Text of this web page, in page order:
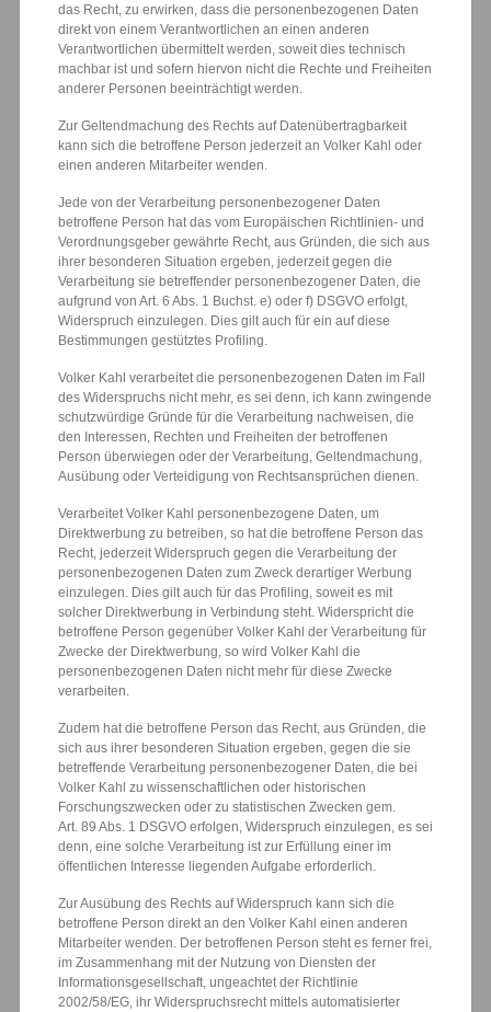
das Recht, zu erwirken, dass die personenbezogenen Daten
direkt von einem Verantwortlichen an einen anderen
Verantwortlichen übermittelt werden, soweit dies technisch
machbar ist und sofern hiervon nicht die Rechte und Freiheiten
anderer Personen beeinträchtigt werden.
Zur Geltendmachung des Rechts auf Datenübertragbarkeit
kann sich die betroffene Person jederzeit an Volker Kahl oder
einen anderen Mitarbeiter wenden.
Jede von der Verarbeitung personenbezogener Daten
betroffene Person hat das vom Europäischen Richtlinien- und
Verordnungsgeber gewährte Recht, aus Gründen, die sich aus
ihrer besonderen Situation ergeben, jederzeit gegen die
Verarbeitung sie betreffender personenbezogener Daten, die
aufgrund von Art. 6 Abs. 1 Buchst. e) oder f) DSGVO erfolgt,
Widerspruch einzulegen. Dies gilt auch für ein auf diese
Bestimmungen gestütztes Profiling.
Volker Kahl verarbeitet die personenbezogenen Daten im Fall
des Widerspruchs nicht mehr, es sei denn, ich kann zwingende
schutzwürdige Gründe für die Verarbeitung nachweisen, die
den Interessen, Rechten und Freiheiten der betroffenen
Person überwiegen oder der Verarbeitung, Geltendmachung,
Ausübung oder Verteidigung von Rechtsansprüchen dienen.
Verarbeitet Volker Kahl personenbezogene Daten, um
Direktwerbung zu betreiben, so hat die betroffene Person das
Recht, jederzeit Widerspruch gegen die Verarbeitung der
personenbezogenen Daten zum Zweck derartiger Werbung
einzulegen. Dies gilt auch für das Profiling, soweit es mit
solcher Direktwerbung in Verbindung steht. Widerspricht die
betroffene Person gegenüber Volker Kahl der Verarbeitung für
Zwecke der Direktwerbung, so wird Volker Kahl die
personenbezogenen Daten nicht mehr für diese Zwecke
verarbeiten.
Zudem hat die betroffene Person das Recht, aus Gründen, die
sich aus ihrer besonderen Situation ergeben, gegen die sie
betreffende Verarbeitung personenbezogener Daten, die bei
Volker Kahl zu wissenschaftlichen oder historischen
Forschungszwecken oder zu statistischen Zwecken gem.
Art. 89 Abs. 1 DSGVO erfolgen, Widerspruch einzulegen, es sei
denn, eine solche Verarbeitung ist zur Erfüllung einer im
öffentlichen Interesse liegenden Aufgabe erforderlich.
Zur Ausübung des Rechts auf Widerspruch kann sich die
betroffene Person direkt an den Volker Kahl einen anderen
Mitarbeiter wenden. Der betroffenen Person steht es ferner frei,
im Zusammenhang mit der Nutzung von Diensten der
Informationsgesellschaft, ungeachtet der Richtlinie
2002/58/EG, ihr Widerspruchsrecht mittels automatisierter